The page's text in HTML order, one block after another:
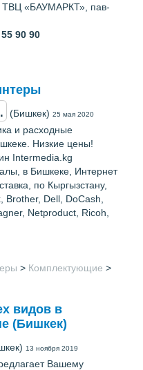
ТВЦ «БАУМАРКТ», пав-
90 90
(Бишкек) 25 мая 2020
и расходные
Низкие цены!
Intermedia.kg
в Бишкеке, Интернет
по Кыргызстану,
Dell, DoCash,
Netproduct, Ricoh,
> Комплектующие >
видов в
(Бишкек)
13 ноября 2019
Вашему